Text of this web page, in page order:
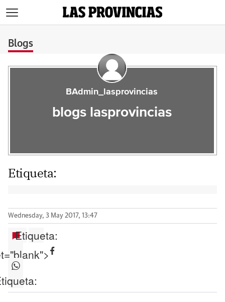
Blogs
BAdmin_lasprovincias
blogs lasprovincias
Etiqueta:
Wednesday, 3 May 2017, 13:47
Etiqueta: